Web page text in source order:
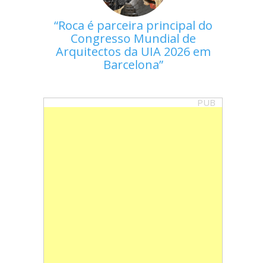
Roca é parceira principal do
Congresso Mundial de
Arquitectos da UIA 2026 em
Barcelona
PUB